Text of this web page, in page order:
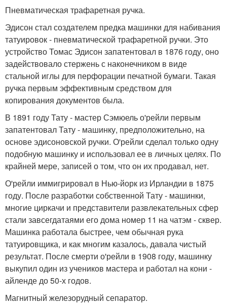
Пневматическая трафаретная ручка.
Эдисон стал создателем предка машинки для набивания
татуировок - пневматической трафаретной ручки. Это
устройство Томас Эдисон запатентовал в 1876 году, оно
задействовало стержень с наконечником в виде
стальной иглы для перфорации печатной бумаги. Такая
ручка первым эффективным средством для
копирования документов была.
В 1891 году Тату - мастер Сэмюель о'рейли первым
запатентовал Тату - машинку, предположительно, на
основе эдисоновской ручки. О'рейли сделал только одну
подобную машинку и использовал ее в личных целях. По
крайней мере, записей о том, что он их продавал, нет.
О'рейли иммигрировал в Нью-йорк из Ирландии в 1875
году. После разработки собственной Тату - машинки,
многие циркачи и представители развлекательных сфер
стали завсегдатаями его дома номер 11 на чатэм - сквер.
Машинка работала быстрее, чем обычная рука
татуировщика, и как многим казалось, давала чистый
результат. После смерти о'рейли в 1908 году, машинку
выкупил один из учеников мастера и работал на кони -
айленде до 50-х годов.
Магнитный железорудный сепаратор.